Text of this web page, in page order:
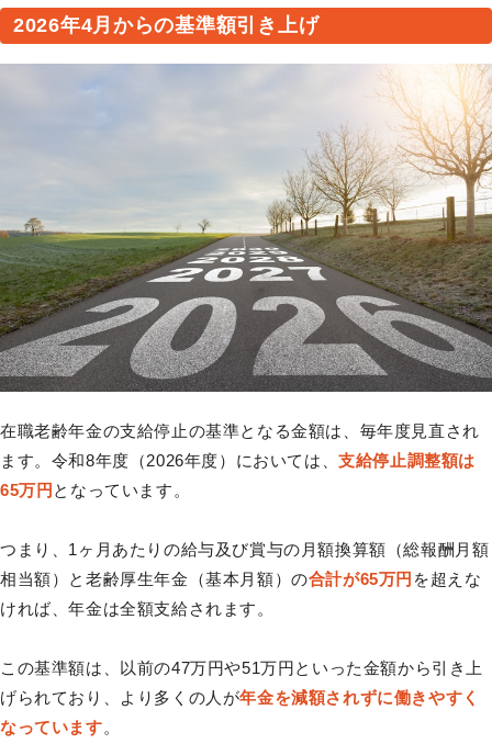
2026年4月からの基準額引き上げ
在職老齢年金の支給停止の基準となる金額は、毎年度見直され
ます。令和8年度（2026年度）においては、支給停止調整額は
65万円 となっています。
つまり、1ヶ月あたりの給与及び賞与の月額換算額（総報酬月額
相当額）と老齢厚生年金（基本月額）の合計が65万円 を超えな
ければ、年金は全額支給されます。
この基準額は、以前の47万円や51万円といった金額から引き上
げられており、より多くの人が年金を減額されずに働きやすく
なっています。